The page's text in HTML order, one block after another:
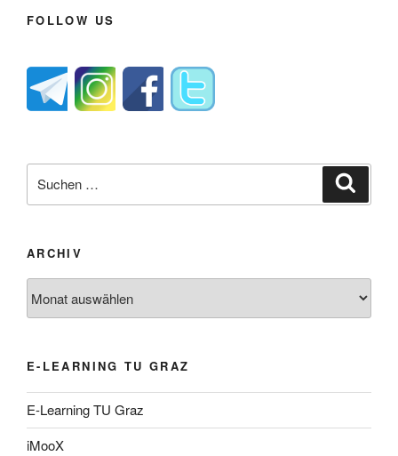
FOLLOW US
nach:
ARCHIV
E-LEARNING TU GRAZ
E-Learning TU Graz
iMooX